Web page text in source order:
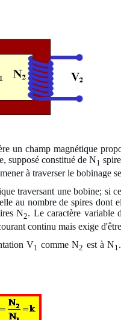
un champ magnétique
supposé constitué de N1
à traverser le bobinage
traversant une bobine; si
au nombre de spires dont
N2. Le caractère variable
continu mais exige
V1 comme N2 est à N1